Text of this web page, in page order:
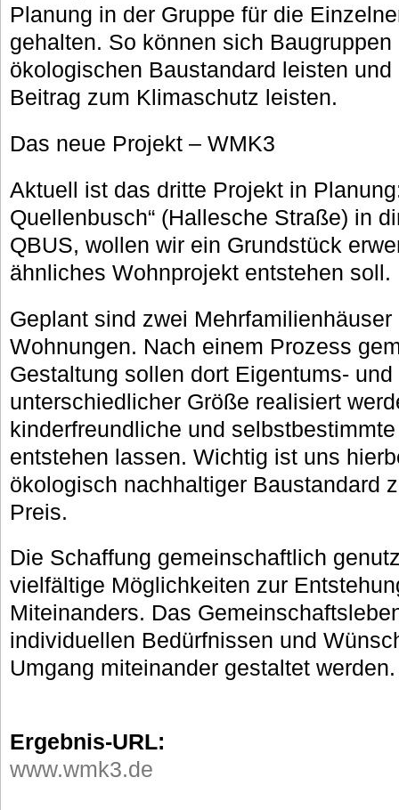
Planung in der Gruppe für die
gehalten. So können sich
ökologischen Baustandard leisten
Beitrag zum Klimaschutz leisten.
Das neue Projekt – WMK3
Aktuell ist das dritte Projekt in
Quellenbusch“ (Hallesche Straße) in
QBUS, wollen wir ein Grundstück
ähnliches Wohnprojekt entstehen soll.
Geplant sind zwei
Wohnungen. Nach einem Prozess
Gestaltung sollen dort Eigentums-
unterschiedlicher Größe realisiert
kinderfreundliche und
entstehen lassen. Wichtig ist uns
ökologisch nachhaltiger Baustandard
Preis.
Die Schaffung gemeinschaftlich
vielfältige Möglichkeiten zur
Miteinanders. Das
individuellen Bedürfnissen und
Umgang miteinander gestaltet werden.
Ergebnis-URL:
www.wmk3.de